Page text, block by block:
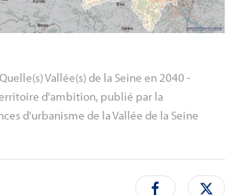
Vallée(s) de la Seine en 2040 -
d'ambition, publié par la
d'urbanisme de la Vallée de la Seine